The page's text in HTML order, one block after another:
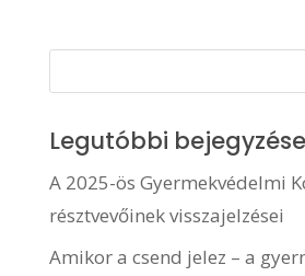
Legutóbbi
A 2025-ös Gyermekvédelmi
résztvevőinek visszajelzései
Amikor a csend jelez – a